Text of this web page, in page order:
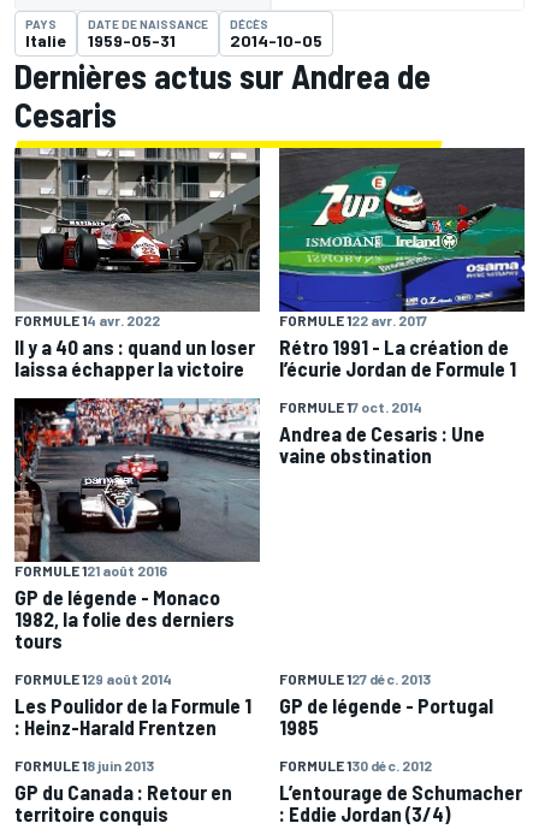
PAYS
Italie
DATE DE NAISSANCE
1959-05-31
DÉCÈS
2014-10-05
Dernières actus sur Andrea de
Cesaris
FORMULE 14 avr. 2022
Il y a 40 ans : quand un loser
laissa échapper la victoire
FORMULE 122 avr. 2017
Rétro 1991 - La création de
l’écurie Jordan de Formule 1
FORMULE 121 août 2016
GP de légende - Monaco
1982, la folie des derniers
tours
FORMULE 17 oct. 2014
Andrea de Cesaris : Une
vaine obstination
FORMULE 129 août 2014
Les Poulidor de la Formule 1
: Heinz-Harald Frentzen
FORMULE 127 déc. 2013
GP de légende - Portugal
1985
FORMULE 18 juin 2013
GP du Canada : Retour en
territoire conquis
FORMULE 130 déc. 2012
L’entourage de Schumacher
: Eddie Jordan (3/4)